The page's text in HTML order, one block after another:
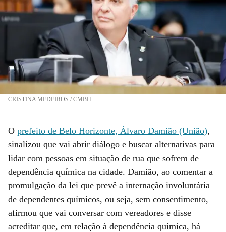
CRISTINA MEDEIROS / CMBH.
O prefeito de Belo Horizonte, Álvaro Damião (União),
sinalizou que vai abrir diálogo e buscar alternativas para
lidar com pessoas em situação de rua que sofrem de
dependência química na cidade. Damião, ao comentar a
promulgação da lei que prevê a internação involuntária
de dependentes químicos, ou seja, sem consentimento,
afirmou que vai conversar com vereadores e disse
acreditar que, em relação à dependência química, há